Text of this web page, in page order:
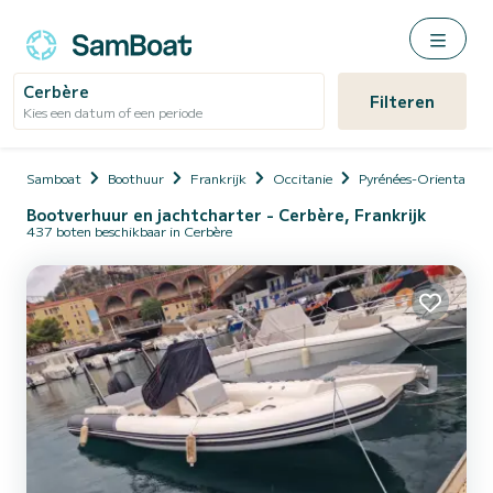
Cerbère
Kies een datum of een periode Filteren
Samboat Boothuur Frankrijk Occitanie Pyrénées-Orientales
Bootverhuur en jachtcharter - Cerbère, Frankrijk
437 boten beschikbaar in Cerbère